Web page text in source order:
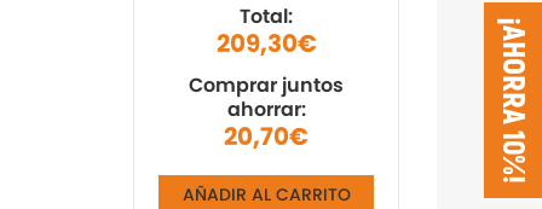
Total:
209,30€
Comprar juntos
ahorrar:
20,70€
AÑADIR AL CARRITO
¡AHORRA 10%!